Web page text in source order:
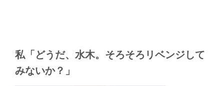
私「どうだ、水木。そろそろリベンジして
みないか？」